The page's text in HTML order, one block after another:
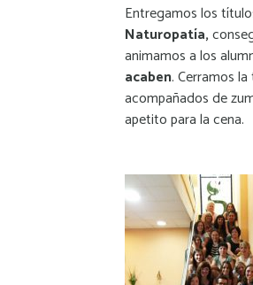
Entregamos los
Naturopatía,
animamos a los
acaben. Cerramos
acompañados de
apetito para la cena.